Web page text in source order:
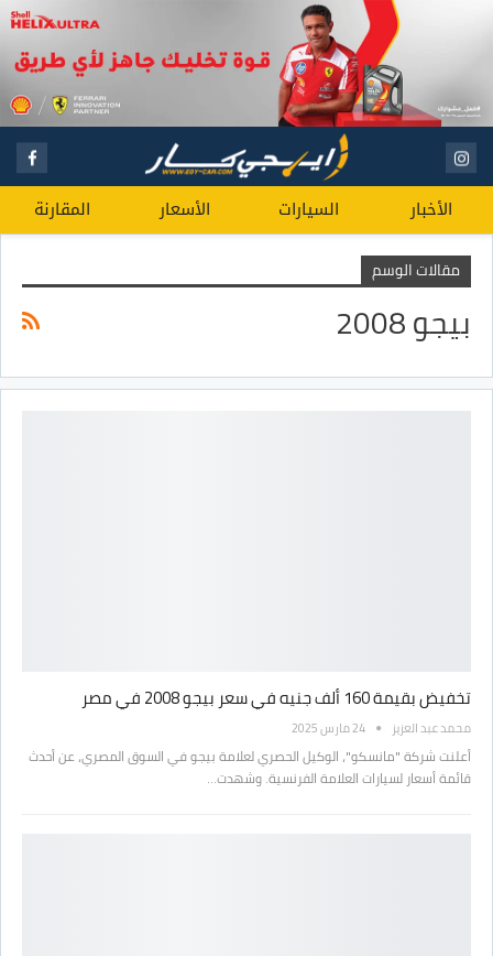
الأخبار السيارات الأسعار المقارنة
مقالات الوسم
بيجو 2008
تخفيض بقيمة 160 ألف جنيه في سعر بيجو 2008 في مصر
محمد عبد العزيز 24 مارس 2025
أعلنت شركة "مانسكو"، الوكيل الحصري لعلامة بيجو في السوق المصري، عن أحدث
قائمة أسعار لسيارات العلامة الفرنسية. وشهدت…